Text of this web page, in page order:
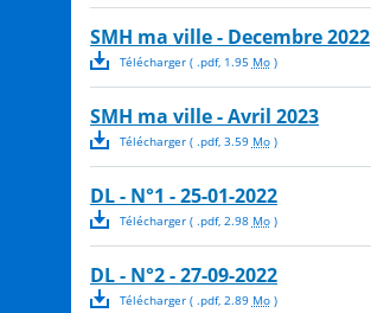
SMH ma ville - Decembre 2022
Télécharger( .pdf, 1.95 Mo)
SMH ma ville - Avril 2023
Télécharger( .pdf, 3.59 Mo)
DL - N°1 - 25-01-2022
Télécharger( .pdf, 2.98 Mo)
DL - N°2 - 27-09-2022
Télécharger( .pdf, 2.89 Mo)